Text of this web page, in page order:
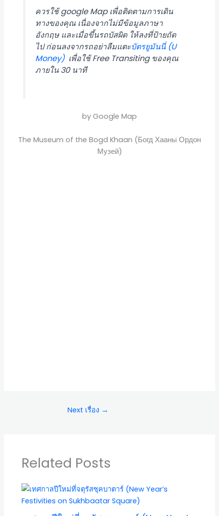
ควรใช้ google Map เพื่อติดตามการเดิน
ทางของคุณ เนื่องจากไม่มีข้อมูลภาษา
อังกฤษ และเมื่อขึ้นรถบัสผิด ให้ลงที่ป้ายถัด
ไป ก่อนลงจากรถอย่าลืมแตะบัตรยูมันนี่ (U
Money)เพื่อใช้ Free Transiting ของคุณ
ภายใน 30 นาที
by Google Map
The Museum of the Bogd Khaan (Богд Хааны Ордон
Музей)
Next เรื่อง →
Related Posts